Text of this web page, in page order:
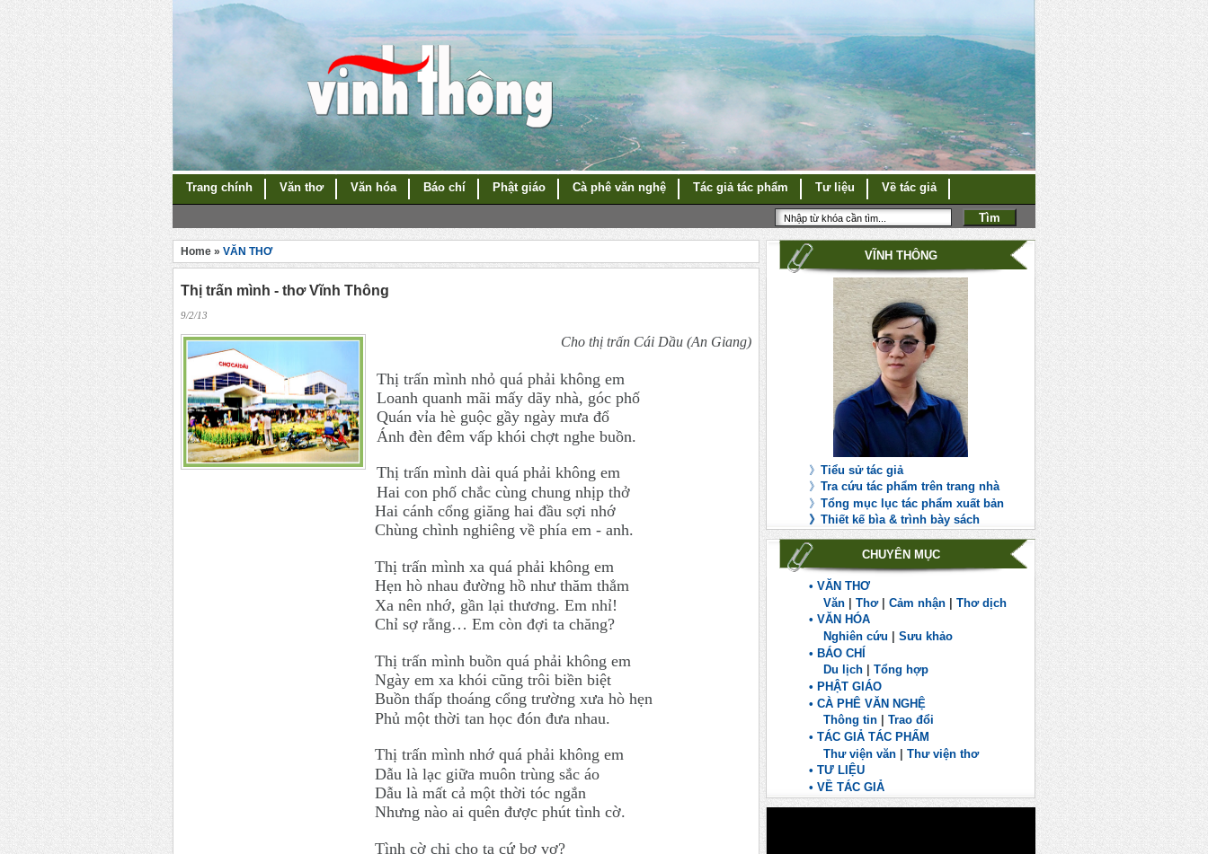
Trang chính Văn thơ Văn hóa Báo chí Phật giáo Cà phê văn nghệ Tác giả tác phẩm Tư liệu Về tác giả
VĨNH THÔNG
》Tiểu sử tác giả
》Tra cứu tác phẩm trên trang nhà
》Tổng mục lục tác phẩm xuất bản
》Thiết kế bìa & trình bày sách
CHUYÊN MỤC
• VĂN THƠ
Văn |Thơ|Cảm nhận |Thơ dịch
• VĂN HÓA
Nghiên cứu |Sưu khảo
• BÁO CHÍ
Du lịch |Tổng hợp
• PHẬT GIÁO
• CÀ PHÊ VĂN NGHỆ
Thông tin |Trao đổi
• TÁC GIẢ TÁC PHẨM
Thư viện văn |Thư viện thơ
• TƯ LIỆU
• VỀ TÁC GIẢ
Home » VĂN THƠ
Thị trấn mình - thơ Vĩnh Thông
9/2/13
Cho thị trấn Cái Dầu (An Giang)
Thị trấn mình nhỏ quá phải không em
Loanh quanh mãi mấy dãy nhà, góc phố
Quán vỉa hè guộc gầy ngày mưa đổ
Ánh đèn đêm vấp khói chợt nghe buồn.
Thị trấn mình dài quá phải không em
Hai con phố chắc cùng chung nhịp thở
Hai cánh cổng giăng hai đầu sợi nhớ
Chùng chình nghiêng về phía em - anh.
Thị trấn mình xa quá phải không em
Hẹn hò nhau đường hồ như thăm thẳm
Xa nên nhớ, gần lại thương. Em nhỉ!
Chỉ sợ rằng… Em còn đợi ta chăng?
Thị trấn mình buồn quá phải không em
Ngày em xa khói cũng trôi biền biệt
Buồn thấp thoáng cổng trường xưa hò hẹn
Phủ một thời tan học đón đưa nhau.
Thị trấn mình nhớ quá phải không em
Dẫu là lạc giữa muôn trùng sắc áo
Dẫu là mất cả một thời tóc ngắn
Nhưng nào ai quên được phút tình cờ.
Tình cờ chi cho ta cứ bơ vơ?